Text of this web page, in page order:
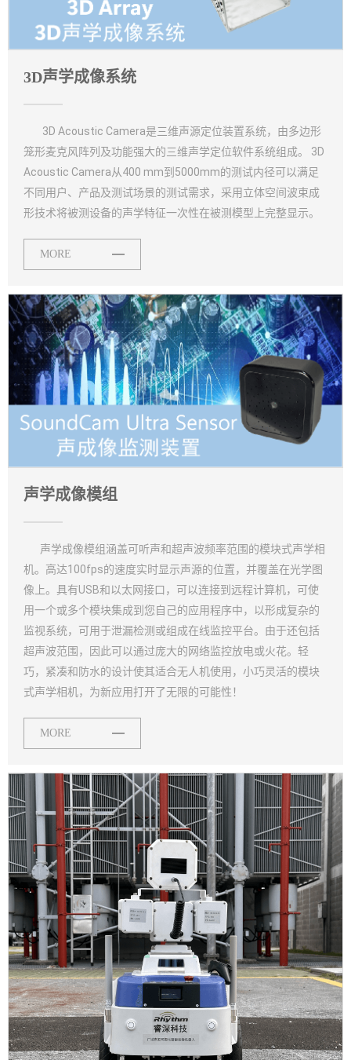
3D声学成像系统
3D Acoustic Camera是三维声源定位装置系统，由多边形
笼形麦克风阵列及功能强大的三维声学定位软件系统组成。 3D
Acoustic Camera从400 mm到5000mm的测试内径可以满足
不同用户、产品及测试场景的测试需求，采用立体空间波束成
形技术将被测设备的声学特征一次性在被测模型上完整显示。
MORE
声学成像模组
声学成像模组涵盖可听声和超声波频率范围的模块式声学相
机。高达100fps的速度实时显示声源的位置，并覆盖在光学图
像上。具有USB和以太网接口，可以连接到远程计算机，可使
用一个或多个模块集成到您自己的应用程序中，以形成复杂的
监视系统，可用于泄漏检测或组成在线监控平台。由于还包括
超声波范围，因此可以通过庞大的网络监控放电或火花。轻
巧，紧凑和防水的设计使其适合无人机使用，小巧灵活的模块
式声学相机，为新应用打开了无限的可能性！
MORE